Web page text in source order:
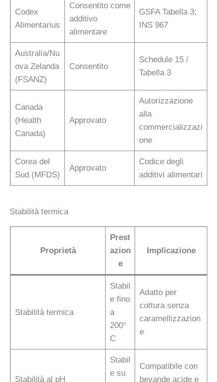
Codex
Alimentarius
Consentito come
additivo
alimentare
GSFA Tabella 3;
INS 967
Australia/Nu
ova Zelanda
(FSANZ)
Consentito
Schedule 15 /
Tabella 3
Canada
(Health
Canada)
Approvato
Autorizzazione
alla
commercializzazi
one
Corea del
Sud (MFDS)
Approvato
Codice degli
additivi alimentari
Stabilità termica
Proprietà
Prest
azion
e
Implicazione
Stabilità termica
Stabil
e fino
a
200°
C
Adatto per
cottura senza
caramellizzazion
e
Stabilità al pH
Stabil
e su
Compatibile con
bevande acide e